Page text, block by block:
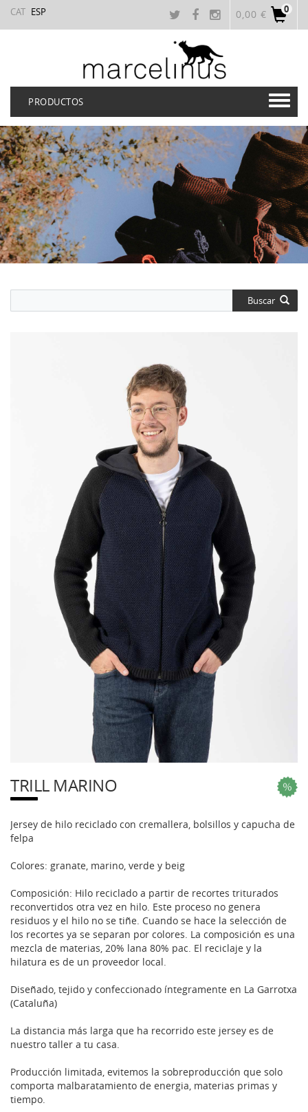
CAT ESP 0
0,00 €
PRODUCTOS
Buscar
TRILL MARINO
Jersey de hilo reciclado con cremallera, bolsillos y capucha de
felpa
Colores: granate, marino, verde y beig
Composición: Hilo reciclado a partir de recortes triturados
reconvertidos otra vez en hilo. Este proceso no genera
residuos y el hilo no se tiñe. Cuando se hace la selección de
los recortes ya se separan por colores. La composición es una
mezcla de materias, 20% lana 80% pac. El reciclaje y la
hilatura es de un proveedor local.
Diseñado, tejido y confeccionado íntegramente en La Garrotxa
(Cataluña)
La distancia más larga que ha recorrido este jersey es de
nuestro taller a tu casa.
Producción limitada, evitemos la sobreproducción que solo
comporta malbaratamiento de energia, materias primas y
tiempo.